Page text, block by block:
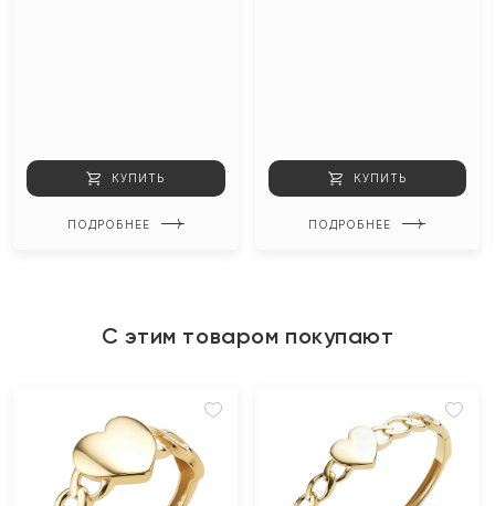
КУПИТЬ
ПОДРОБНЕЕ
КУПИТЬ
ПОДРОБНЕЕ
С этим товаром покупают